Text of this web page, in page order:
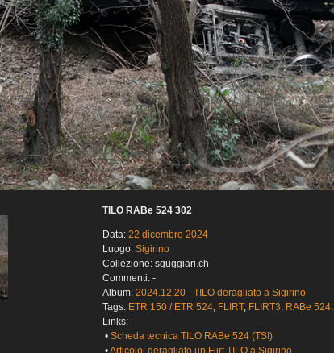
TILO RABe 524 302
Data: 22 dicembre 2024
Luogo: Sigirino
Collezione: sguggiari.ch
Commenti: -
Album: 2024.12.20 - TILO deragliato a Sigirino
Tags: ETR 150 / ETR 524, FLIRT, FLIRT3, RABe 524,
Links:
• Scheda tecnica TILO RABe 524 (TSI)